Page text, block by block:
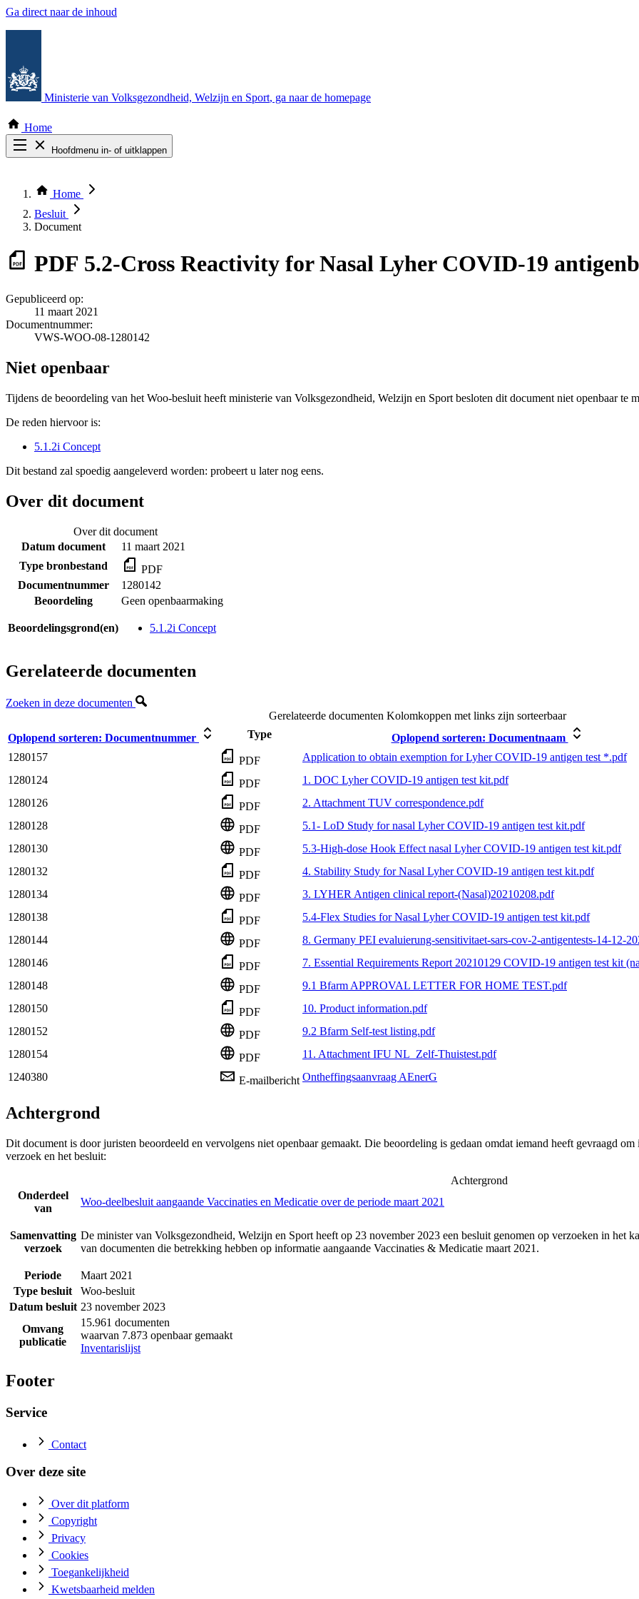
Ga direct naar de inhoud
Ministerie van Volksgezondheid, Welzijn en Sport, ga naar de homepage
Home
Hoofdmenu in- of uitklappen
Thema COVID-19
Bekijk per bestuursorgaan
Home
Besluit
Document
PDF 5.2-Cross Reactivity for Nasal Lyher COVID-19
Gepubliceerd op:
11 maart 2021
Documentnummer:
VWS-WOO-08-1280142
Niet openbaar
Tijdens de beoordeling van het Woo-besluit heeft ministerie van Volksgezondheid, Welzijn en Sport besloten dit document niet openbaar te
De reden hiervoor is:
5.1.2i Concept
Dit bestand zal spoedig aangeleverd worden: probeert u later nog eens.
Over dit document
Over dit document
Datum document
11 maart 2021
Type bronbestand
PDF
Documentnummer
1280142
Beoordeling
Geen openbaarmaking
Beoordelingsgrond(en) 5.1.2i Concept
Gerelateerde documenten
Zoeken in deze documenten
Gerelateerde documenten Kolomkoppen met links zijn sorteerbaar
Oplopend sorteren: Documentnummer Type Oplopend sorteren: Documentnaam
1280157
PDF Application to obtain exemption for Lyher COVID-19 antigen test *.pdf
1280124
PDF 1. DOC Lyher COVID-19 antigen test kit.pdf
1280126
PDF 2. Attachment TUV correspondence.pdf
1280128
PDF 5.1- LoD Study for nasal Lyher COVID-19 antigen test kit.pdf
1280130
PDF 5.3-High-dose Hook Effect nasal Lyher COVID-19 antigen test kit.pdf
1280132
PDF 4. Stability Study for Nasal Lyher COVID-19 antigen test kit.pdf
1280134
PDF 3. LYHER Antigen clinical report-(Nasal)20210208.pdf
1280138
PDF 5.4-Flex Studies for Nasal Lyher COVID-19 antigen test kit.pdf
1280144
PDF 8. Germany PEI evaluierung-sensitivitaet-sars-cov-2-antigentests-14-12-
1280146
PDF 7. Essential Requirements Report 20210129 COVID-19 antigen test kit
1280148
PDF 9.1 Bfarm APPROVAL LETTER FOR HOME TEST.pdf
1280150
PDF 10. Product information.pdf
1280152
PDF 9.2 Bfarm Self-test listing.pdf
1280154
PDF 11. Attachment IFU NL_Zelf-Thuistest.pdf
1240380
E-mailbericht Ontheffingsaanvraag AEnerG
Achtergrond
Dit document is door juristen beoordeeld en vervolgens niet openbaar gemaakt. Die beoordeling is gedaan omdat iemand heeft gevraagd
verzoek en het besluit:
Achtergrond
Onderdeel
van
Woo-deelbesluit aangaande Vaccinaties en Medicatie over de periode maart 2021
Samenvatting
verzoek
De minister van Volksgezondheid, Welzijn en Sport heeft op 23 november 2023 een besluit genomen op verzoeken in het
van documenten die betrekking hebben op informatie aangaande Vaccinaties & Medicatie maart 2021.
Periode
Maart 2021
Type besluit
Woo-besluit
Datum besluit 23 november 2023
Omvang
publicatie
15.961 documenten
waarvan 7.873 openbaar gemaakt
Inventarislijst
Footer
Service
Contact
Over deze site
Over dit platform
Copyright
Privacy
Cookies
Toegankelijkheid
Kwetsbaarheid melden